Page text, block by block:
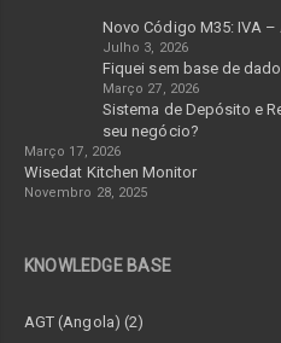
Novo Código M35: IVA
Julho 3, 2026
Fiquei sem base de
Março 27, 2026
Sistema de Depósito e
seu negócio?
Março 17, 2026
Wisedat Kitchen Monitor
Novembro 28, 2025
KNOWLEDGE BASE
AGT (Angola) (2)